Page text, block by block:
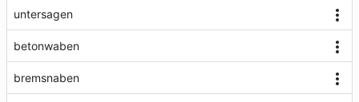
untersagen
betonwaben
bremsnaben